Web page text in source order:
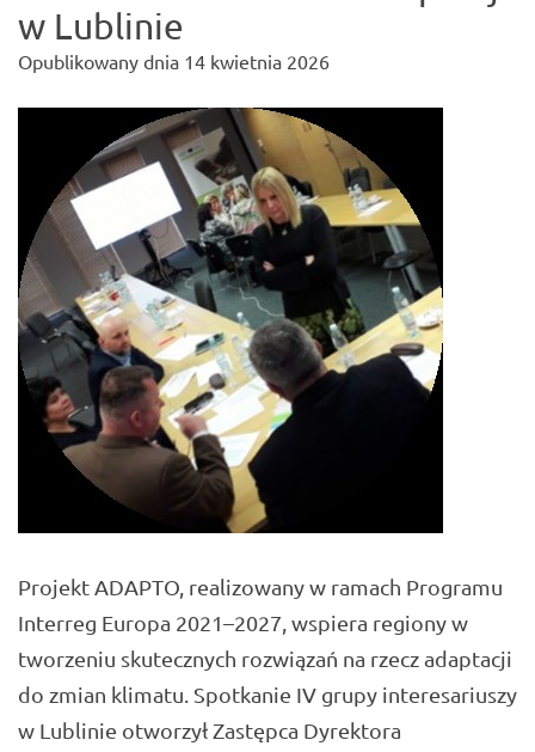
w Lublinie
Opublikowany dnia 14 kwietnia 2026
Projekt ADAPTO, realizowany w ramach Programu
Interreg Europa 2021–2027, wspiera regiony w
tworzeniu skutecznych rozwiązań na rzecz adaptacji
do zmian klimatu. Spotkanie IV grupy interesariuszy
w Lublinie otworzył Zastępca Dyrektora